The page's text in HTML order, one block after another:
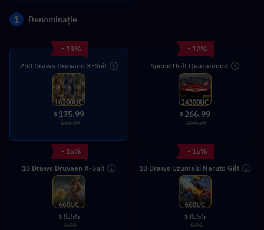
1 Denominație
- 13%
250 Draws Druvaen X-Suit
$ 175.99
199.99
- 12%
Speed Drift Guaranteed
$ 266.99
299.99
- 15%
10 Draws Druvaen X-Suit
$ 8.55
9.99
- 15%
10 Draws Uzumaki Naruto Gilt
$ 8.55
9.99